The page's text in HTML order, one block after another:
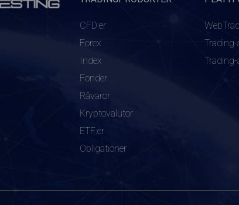
CFD:er
Forex
Index
Fonder
Råvaror
Kryptovalutor
ETF:er
Obligationer